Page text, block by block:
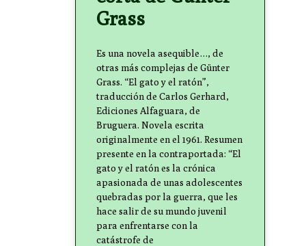
Grass
Es una novela asequible…, de
otras más complejas de Günter
Grass. “El gato y el ratón”,
traducción de Carlos Gerhard,
Ediciones Alfaguara, de
Bruguera. Novela escrita
originalmente en el 1961. Resumen
presente en la contraportada: “El
gato y el ratón es la crónica
apasionada de unas adolescentes
quebradas por la guerra, que les
hace salir de su mundo juvenil
para enfrentarse con la
catástrofe de